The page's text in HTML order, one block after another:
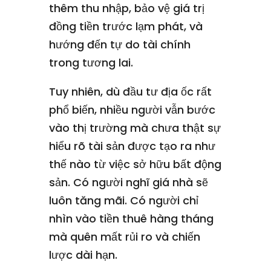
thêm thu nhập, bảo vệ giá trị
đồng tiền trước lạm phát, và
hướng đến tự do tài chính
trong tương lai.
Tuy nhiên, dù đầu tư địa ốc rất
phổ biến, nhiều người vẫn bước
vào thị trường mà chưa thật sự
hiểu rõ tài sản được tạo ra như
thế nào từ việc sở hữu bất động
sản. Có người nghĩ giá nhà sẽ
luôn tăng mãi. Có người chỉ
nhìn vào tiền thuê hàng tháng
mà quên mất rủi ro và chiến
lược dài hạn.